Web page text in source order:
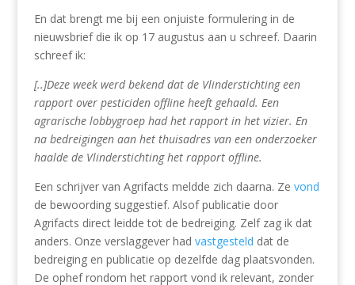
En dat brengt me bij een onjuiste formulering in de
nieuwsbrief die ik op 17 augustus aan u schreef. Daarin
schreef ik:
[..]Deze week werd bekend dat de Vlinderstichting een
rapport over pesticiden offline heeft gehaald. Een
agrarische lobbygroep had het rapport in het vizier. En
na bedreigingen aan het thuisadres van een onderzoeker
haalde de Vlinderstichting het rapport offline.
Een schrijver van Agrifacts meldde zich daarna. Ze vond
de bewoording suggestief. Alsof publicatie door
Agrifacts direct leidde tot de bedreiging. Zelf zag ik dat
anders. Onze verslaggever had vastgesteld dat de
bedreiging en publicatie op dezelfde dag plaatsvonden.
De ophef rondom het rapport vond ik relevant, zonder